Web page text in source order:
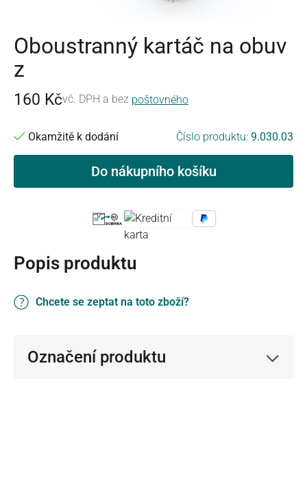
Oboustranný kartáč na obuv
z
160 Kčvč. DPH a bez poštovného
Okamžitě k dodání Číslo produktu: 9.030.03
Do nákupního košíku
Popis produktu
Chcete se zeptat na toto zboží?
Označení produktu